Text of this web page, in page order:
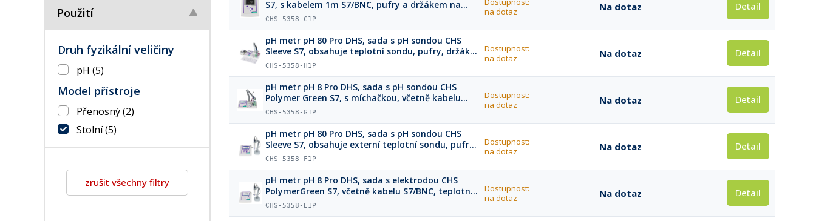
Použití
Druh fyzikální veličiny
pH (5)
Model přístroje
Přenosný(2)
Stolní(5)
zrušit všechny filtry
S7, s kabelem 1m S7/BNC, pufry a držákem na
sondy
CHS-5358-C1P
na dotaz
Na dotaz Detail
pH metr pH 80 Pro DHS, sada s pH sondou CHS
Sleeve S7, obsahuje teplotní sondu, pufry, držák
elektrod a míchadlo
CHS-5358-H1P
Dostupnost:
na dotaz
Na dotaz Detail
pH metr pH 8 Pro DHS, sada s pH sondou CHS
Polymer Green S7, s míchačkou, včetně kabelu
S7/BNC, teplotní sondy, pufrů a držáku elektrod
CHS-5358-G1P
Dostupnost:
na dotaz
Na dotaz Detail
pH metr pH 80 Pro DHS, sada s pH sondou CHS
Sleeve S7, obsahuje externí teplotní sondu, pufry
a držák elektrod (neobsahuje míchadlo)
CHS-5358-F1P
Dostupnost:
na dotaz
Na dotaz Detail
pH metr pH 8 Pro DHS, sada s elektrodou CHS
PolymerGreen S7, včetně kabelu S7/BNC, teplotní
sondy, pufrů a držáku elektrod (neobsahuje
CHS-5358-E1P
Dostupnost:
na dotaz
Na dotaz Detail